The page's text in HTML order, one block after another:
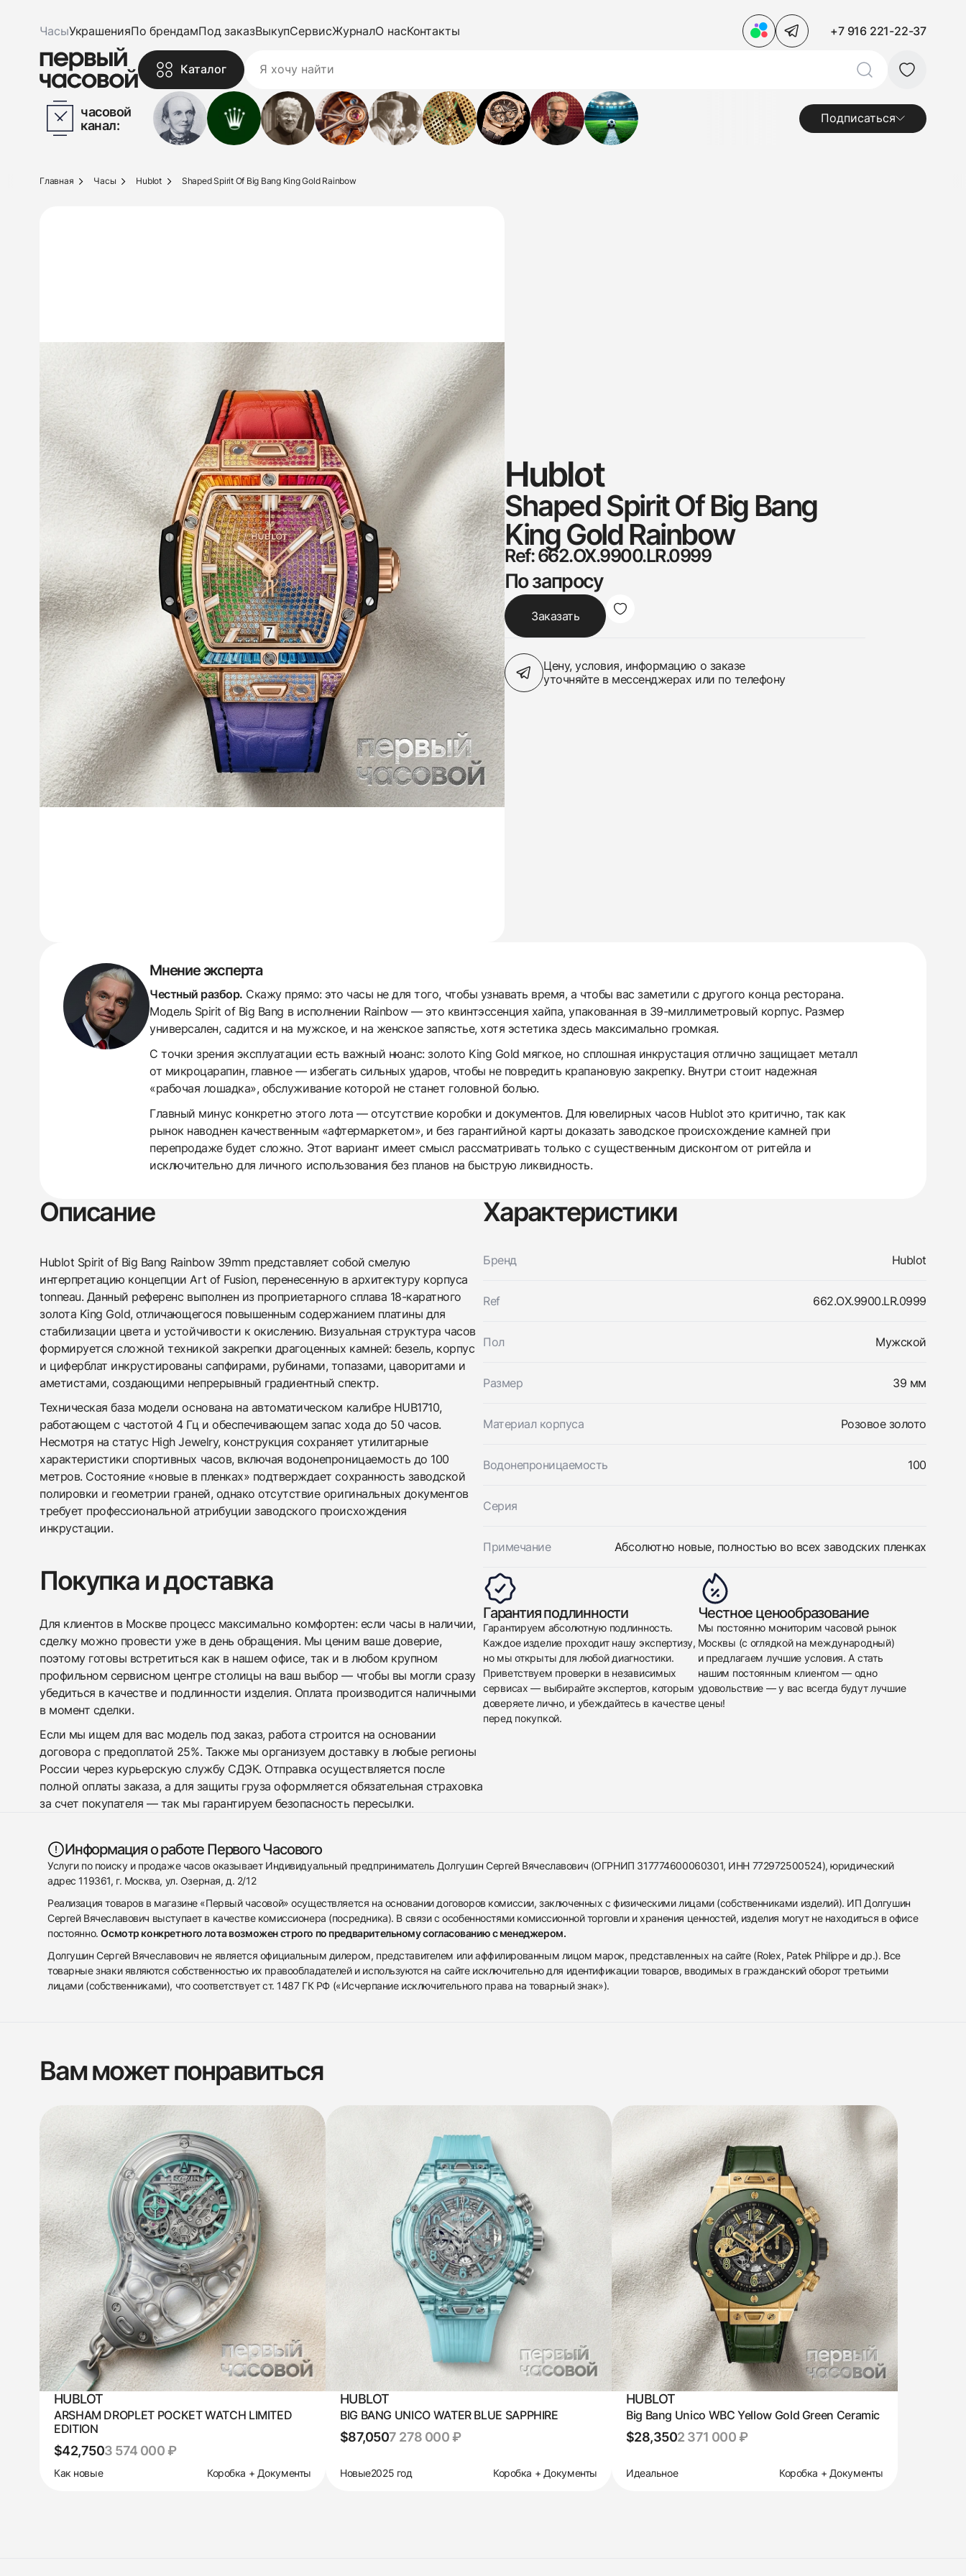
ЧасыУкрашенияПо брендамПод заказВыкупСервисЖурналО насКонтакты +7 916 221-22-37
Каталог
часовой
канал:
Подписаться
438
285
145
142
205
204
195
150
6
Главная Часы Hublot Shaped Spirit Of Big Bang King Gold Rainbow
Hublot
Shaped Spirit Of Big Bang
King Gold Rainbow
Ref: 662.OX.9900.LR.0999
По запросу
Заказать
Цену, условия, информацию о заказе
уточняйте в мессенджерах или по телефону
Мнение эксперта
Честный разбор. Скажу прямо: это часы не для того, чтобы узнавать время, а чтобы вас заметили с другого конца ресторана.
Модель Spirit of Big Bang в исполнении Rainbow — это квинтэссенция хайпа, упакованная в 39-миллиметровый корпус. Размер
универсален, садится и на мужское, и на женское запястье, хотя эстетика здесь максимально громкая.
С точки зрения эксплуатации есть важный нюанс: золото King Gold мягкое, но сплошная инкрустация отлично защищает металл
от микроцарапин, главное — избегать сильных ударов, чтобы не повредить крапановую закрепку. Внутри стоит надежная
«рабочая лошадка», обслуживание которой не станет головной болью.
Главный минус конкретно этого лота — отсутствие коробки и документов. Для ювелирных часов Hublot это критично, так как
рынок наводнен качественным «афтермаркетом», и без гарантийной карты доказать заводское происхождение камней при
перепродаже будет сложно. Этот вариант имеет смысл рассматривать только с существенным дисконтом от ритейла и
исключительно для личного использования без планов на быструю ликвидность.
Описание
Hublot Spirit of Big Bang Rainbow 39mm представляет собой смелую
интерпретацию концепции Art of Fusion, перенесенную в архитектуру корпуса
tonneau. Данный референс выполнен из проприетарного сплава 18-каратного
золота King Gold, отличающегося повышенным содержанием платины для
стабилизации цвета и устойчивости к окислению. Визуальная структура часов
формируется сложной техникой закрепки драгоценных камней: безель, корпус
и циферблат инкрустированы сапфирами, рубинами, топазами, цаворитами и
аметистами, создающими непрерывный градиентный спектр.
Техническая база модели основана на автоматическом калибре HUB1710,
работающем с частотой 4 Гц и обеспечивающем запас хода до 50 часов.
Несмотря на статус High Jewelry, конструкция сохраняет утилитарные
характеристики спортивных часов, включая водонепроницаемость до 100
метров. Состояние «новые в пленках» подтверждает сохранность заводской
полировки и геометрии граней, однако отсутствие оригинальных документов
требует профессиональной атрибуции заводского происхождения
инкрустации.
Характеристики
Бренд Hublot
Ref 662.OX.9900.LR.0999
Пол Мужской
Размер 39 мм
Материал корпуса Розовое золото
Водонепроницаемость 100
Серия
Примечание Абсолютно новые, полностью во всех заводских пленках
Покупка и доставка
Для клиентов в Москве процесс максимально комфортен: если часы в наличии,
сделку можно провести уже в день обращения. Мы ценим ваше доверие,
поэтому готовы встретиться как в нашем офисе, так и в любом крупном
профильном сервисном центре столицы на ваш выбор — чтобы вы могли сразу
убедиться в качестве и подлинности изделия. Оплата производится наличными
в момент сделки.
Если мы ищем для вас модель под заказ, работа строится на основании
договора с предоплатой 25%. Также мы организуем доставку в любые регионы
России через курьерскую службу СДЭК. Отправка осуществляется после
полной оплаты заказа, а для защиты груза оформляется обязательная страховка
за счет покупателя — так мы гарантируем безопасность пересылки.
Гарантия подлинности
Гарантируем абсолютную подлинность.
Каждое изделие проходит нашу экспертизу,
но мы открыты для любой диагностики.
Приветствуем проверки в независимых
сервисах — выбирайте экспертов, которым
доверяете лично, и убеждайтесь в качестве
перед покупкой.
Честное ценообразование
Мы постоянно мониторим часовой рынок
Москвы (с оглядкой на международный)
и предлагаем лучшие условия. А стать
нашим постоянным клиентом — одно
удовольствие — у вас всегда будут лучшие
цены!
Информация о работе Первого Часового
Услуги по поиску и продаже часов оказывает Индивидуальный предприниматель Долгушин Сергей Вячеславович (ОГРНИП 317774600060301, ИНН 772972500524), юридический
адрес 119361, г. Москва, ул. Озерная, д. 2/12
Реализация товаров в магазине «Первый часовой» осуществляется на основании договоров комиссии, заключенных с физическими лицами (собственниками изделий). ИП Долгушин
Сергей Вячеславович выступает в качестве комиссионера (посредника). В связи с особенностями комиссионной торговли и хранения ценностей, изделия могут не находиться в офисе
постоянно.Осмотр конкретного лота возможен строго по предварительному согласованию с менеджером.
Долгушин Сергей Вячеславович не является официальным дилером, представителем или аффилированным лицом марок, представленных на сайте (Rolex, Patek Philippe и др.). Все
товарные знаки являются собственностью их правообладателей и используются на сайте исключительно для идентификации товаров, вводимых в гражданский оборот третьими
лицами (собственниками), что соответствует ст. 1487 ГК РФ («Исчерпание исключительного права на товарный знак»).
Заказать эти часы
Оставьте ваши контактные данные и мы свяжемся с
вами
Hublot
Shaped Spirit Of Big Bang King Gold Rainbow
Новые
$87,050
Оставьте ваши контактные данные и мы свяжемся с
Hublot
Shaped Spirit Of Big Bang King Gold Rainbow
Новые
$87,050
Приложите фото ваших часов…
Вам может понравиться
HUBLOT
ARSHAM DROPLET POCKET WATCH LIMITED
EDITION
$42,7503 574 000 ₽
Как новые Коробка + Документы
HUBLOT
BIG BANG UNICO WATER BLUE SAPPHIRE
$87,0507 278 000 ₽
Новые2025 год Коробка + Документы
HUBLOT
Big Bang Unico WBC Yellow Gold Green Ceramic
$28,3502 371 000 ₽
Идеальное Коробка + Документы